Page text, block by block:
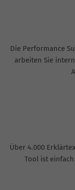
Die Performance
arbeiten Sie
Über 4.000
Tool ist